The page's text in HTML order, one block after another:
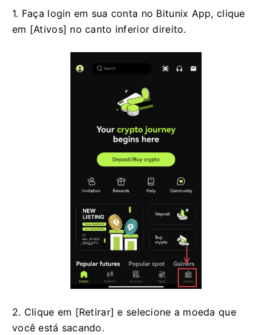
1. Faça login em sua conta no Bitunix App, clique
em [Ativos] no canto inferior direito.
2. Clique em [Retirar] e selecione a moeda que
você está sacando.